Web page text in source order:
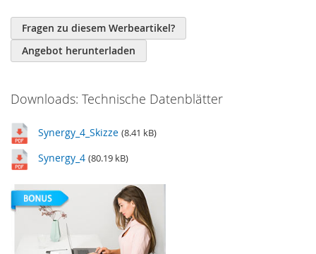
Fragen zu diesem Werbeartikel?
Angebot herunterladen
Downloads: Technische Datenblätter
Synergy_4_Skizze (8.41 kB)
Synergy_4 (80.19 kB)